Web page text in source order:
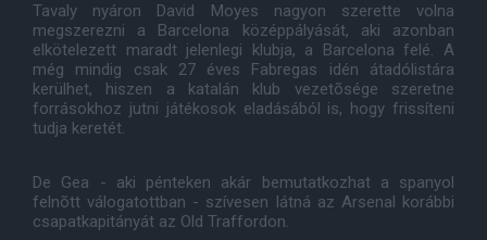
Tavaly nyáron David Moyes nagyon szerette volna
megszerezni a Barcelona középpályását, aki azonban
elkötelezett maradt jelenlegi klubja, a Barcelona felé. A
még mindig csak 27 éves Fabregas idén átadólistára
kerülhet, hiszen a katalán klub vezetõsége szeretne
forrásokhoz jutni játékosok eladásából is, hogy frissíteni
tudja keretét.
De Gea - aki pénteken akár bemutatkozhat a spanyol
felnõtt válogatottban - szívesen látná az Arsenal korábbi
csapatkapitányát az Old Traffordon.